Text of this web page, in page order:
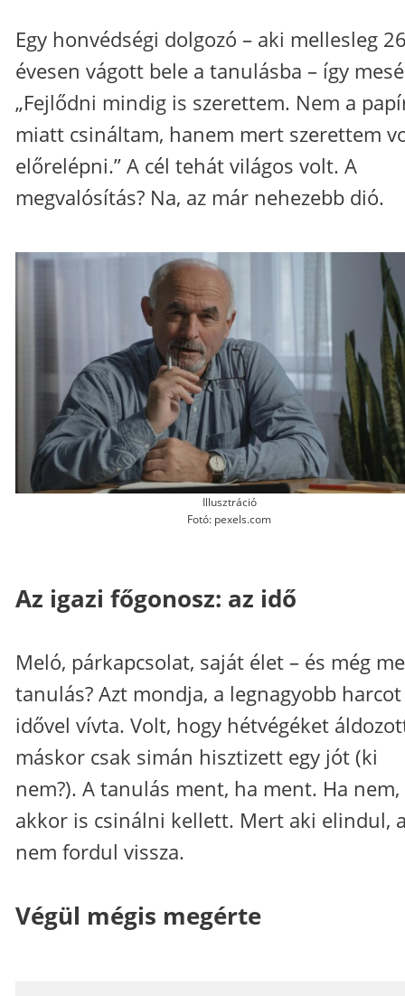
Egy honvédségi dolgozó – aki mellesleg
évesen vágott bele a tanulásba – így
„Fejlődni mindig is szerettem. Nem a
miatt csináltam, hanem mert szerettem
előrelépni.” A cél tehát világos volt. A
megvalósítás? Na, az már nehezebb dió.
Illusztráció
Fotó: pexels.com
Az igazi főgonosz: az idő
Meló, párkapcsolat, saját élet – és még
tanulás? Azt mondja, a legnagyobb harcot
idővel vívta. Volt, hogy hétvégéket
máskor csak simán hisztizett egy jót (ki
nem?). A tanulás ment, ha ment. Ha nem,
akkor is csinálni kellett. Mert aki elindul,
nem fordul vissza.
Végül mégis megérte